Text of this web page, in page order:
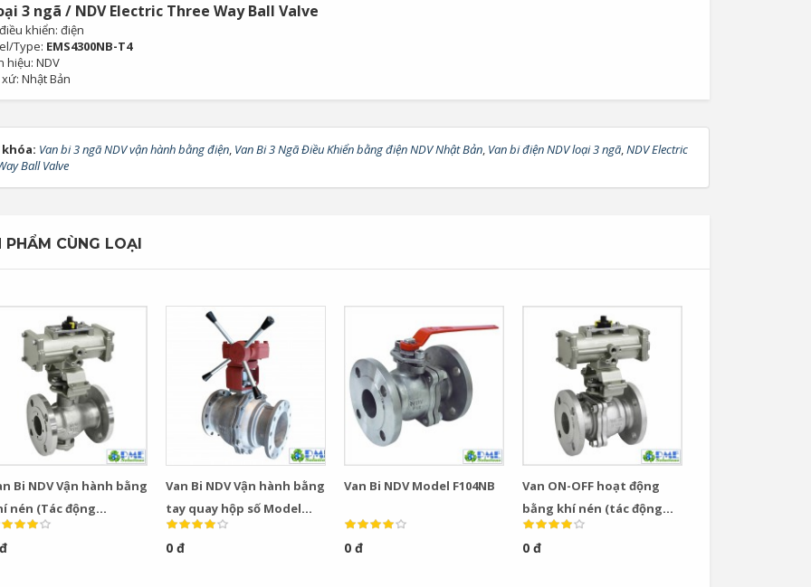
3 ngã / NDV Electric Three Way Ball Valve
khiển: điện
Type: EMS4300NB-T4
hiệu: NDV
Nhật Bản
Van bi 3 ngã NDV vận hành bằng điện, Van Bi 3 Ngã Điều Khiển bằng điện NDV Nhật Bản, Van bi điện NDV loại 3 ngã,NDV Electric
Ball Valve
PHẨM CÙNG LOẠI
Bi NDV Vận hành bằng
nén (Tác động
Model FPN1107NB
Van Bi NDV Vận hành bằng
tay quay hộp số Model
FG104NB
0 đ
Van Bi NDV Model F104NB
0 đ
Van ON-OFF hoạt động
bằng khí nén (tác động
kép) Loại FPN1100NB - NDV -
Nhật
0 đ